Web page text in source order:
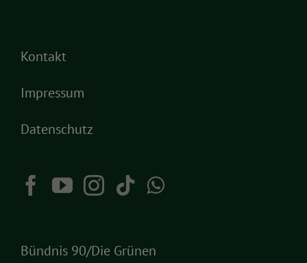
Kontakt
Impressum
Datenschutz
Bündnis 90/Die Grünen